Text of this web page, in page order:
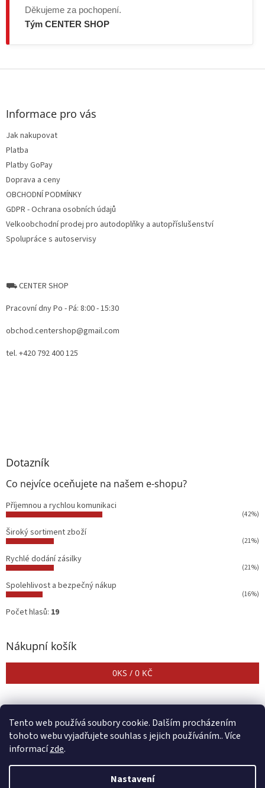
Tento web používá soubory cookie. Dalším procházením
tohoto webu vyjadřujete souhlas s jejich používáním.. Více
informacízde.
Nastavení
Děkujeme za pochopení.
Tým CENTER SHOP
Z
Informace pro vás
Jak nakupovat
Platba
Platby GoPay
Doprava a ceny
OBCHODNÍ PODMÍNKY
GDPR - Ochrana osobních údajů
Velkoobchodní prodej pro autodoplňky a autopříslušenství
Spolupráce s autoservisy
⛟ CENTER SHOP
Pracovní dny Po - Pá: 8:00 - 15:30
obchod.centershop@gmail.com
tel. +420 792 400 125
Dotazník
Co nejvíce oceňujete na našem e-shopu?
Příjemnou a rychlou komunikaci
(42%)
Široký sortiment zboží
(21%)
Rychlé dodání zásilky
(21%)
Spolehlivost a bezpečný nákup
(16%)
Počet hlasů: 19
Nákupní košík
0KS / 0 KČ